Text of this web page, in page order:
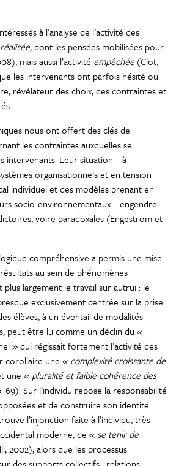
à l’analyse de l’activité des
réalisée, dont les pensées mobilisées pour
mais aussi l’activité empêchée (Clot,
les intervenants ont parfois hésité ou
révélateur des choix, des contraintes et
nous ont offert des clés de
les contraintes auxquelles se
Leur situation – à
organisationnels et en tension
individuel et des modèles prenant en
socio-environnementaux – engendre
voire paradoxales (Engeström et
compréhensive a permis une mise
au sein de phénomènes
largement le travail sur autrui : le
exclusivement centrée sur la prise
élèves, à un éventail de modalités
peut être lu comme un déclin du «
» qui régissait fortement l’activité des
corollaire une « complexité croissante de
une « pluralité et faible cohérence des
Sur l’individu repose la responsabilité
et de construire son identité
l’injonction faite à l’individu, très
moderne, de «se tenir de
2002), alors que les processus